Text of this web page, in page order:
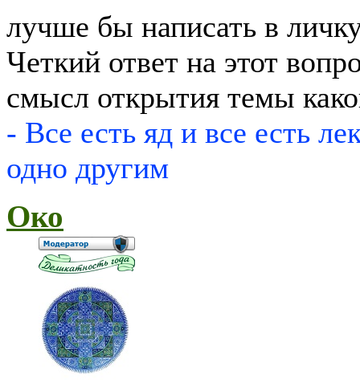
лучше бы написать в
Четкий ответ на этот
смысл открытия темы
- Все есть яд и все есть
одно другим
Око